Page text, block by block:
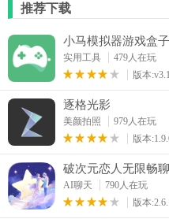
推荐下载
小马模拟器游戏盒子
实用工具
479人在玩
版本
逐格光影
美颜拍照
979人在玩
版本
破次元恋人无限畅
AI聊天
790人在玩
版本